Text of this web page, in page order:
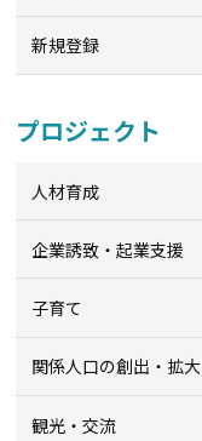
新規登録
プロジェクト
人材育成
企業誘致・起業支援
子育て
関係人口の創出・拡大
観光・交流